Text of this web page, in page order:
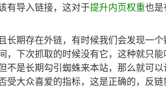
有导入链接，这对于提升内页权重也是
长期存在外链，有时候我们会发现一
，下次抓取的时候没有它，这种就只
不是长期勾引蜘蛛来本站，那么就可
受大众喜爱的指标，这是正确的，反